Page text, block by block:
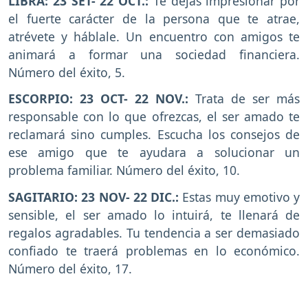
el fuerte carácter de la persona que te atrae,
atrévete y háblale. Un encuentro con amigos te
animará a formar una sociedad financiera.
Número del éxito, 5.
ESCORPIO: 23 OCT- 22 NOV.: Trata de ser más
responsable con lo que ofrezcas, el ser amado te
reclamará sino cumples. Escucha los consejos de
ese amigo que te ayudara a solucionar un
problema familiar. Número del éxito, 10.
SAGITARIO: 23 NOV- 22 DIC.: Estas muy emotivo y
sensible, el ser amado lo intuirá, te llenará de
regalos agradables. Tu tendencia a ser demasiado
confiado te traerá problemas en lo económico.
Número del éxito, 17.